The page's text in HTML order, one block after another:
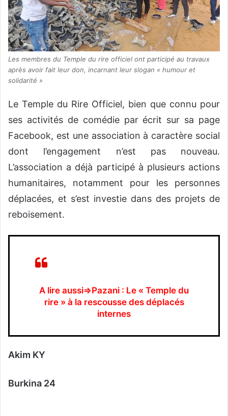
Les membres du Temple du rire officiel ont participé au travaux
après avoir fait leur don, incarnant leur slogan « humour et
solidarité »
Le Temple du Rire Officiel, bien que connu pour
ses activités de comédie par écrit sur sa page
Facebook, est une association à caractère social
dont l’engagement n’est pas nouveau.
L’association a déjà participé à plusieurs actions
humanitaires, notamment pour les personnes
déplacées, et s’est investie dans des projets de
reboisement.
A lire aussi⇒Pazani : Le « Temple du
rire » à la rescousse des déplacés
internes
Akim KY
Burkina 24